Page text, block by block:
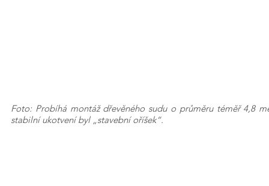
Foto: Probíhá montáž dřevěného sudu o průměru téměř 4,8
stabilní ukotvení byl „stavební oříšek“.